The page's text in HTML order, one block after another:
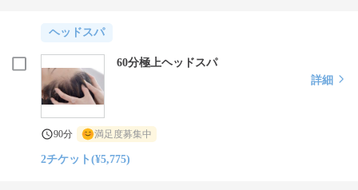
ヘッドスパ
60分極上ヘッドスパ
詳細
90分 満足度募集中
2チケット(¥5,775)